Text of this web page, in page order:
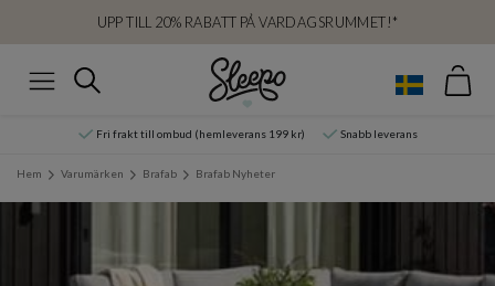
UPP TILL 20% RABATT PÅ VARDAGSRUMMET!*
Sök
Fri frakt till ombud (hemleverans 199 kr) Snabb leverans
Hem Varumärken Brafab Brafab Nyheter